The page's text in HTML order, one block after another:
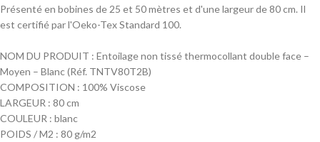
Présenté en bobines de 25 et 50 mètres et d'une largeur de 80 cm. Il
est certifié par l'Oeko-Tex Standard 100.
NOM DU PRODUIT : Entoilage non tissé thermocollant double face –
Moyen – Blanc (Réf. TNTV80T2B)
COMPOSITION : 100% Viscose
LARGEUR : 80 cm
COULEUR : blanc
POIDS / M2 : 80 g/m2